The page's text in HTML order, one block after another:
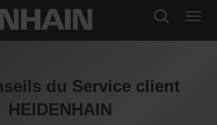
du Service client
HEIDENHAIN